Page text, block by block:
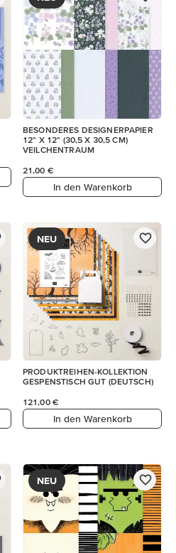
BESONDERES DESIGNERPAPIER
12" X 12" (30,5 X 30,5 CM)
VEILCHENTRAUM
21,00 €
In den Warenkorb
NEU
PRODUKTREIHEN-KOLLEKTION
GESPENSTISCH GUT (DEUTSCH)
121,00 €
In den Warenkorb
NEU